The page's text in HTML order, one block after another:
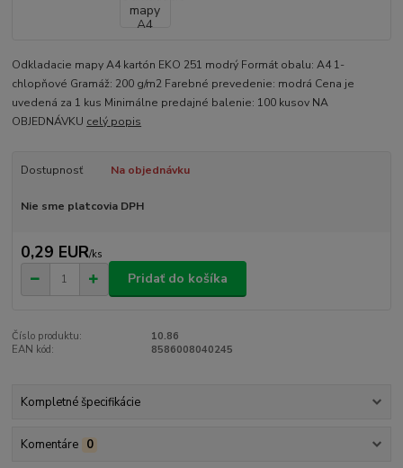
Odkladacie mapy A4 kartón EKO 251 modrý Formát obalu: A4 1-
chlopňové Gramáž: 200 g/m2 Farebné prevedenie: modrá Cena je
uvedená za 1 kus Minimálne predajné balenie: 100 kusov NA
OBJEDNÁVKU celý popis
Dostupnosť Na objednávku
Nie sme platcovia DPH
0,29 EUR/ks
Pridať do košíka
Číslo produktu:
10.86
EAN kód:
8586008040245
Kompletné špecifikácie
Komentáre 0